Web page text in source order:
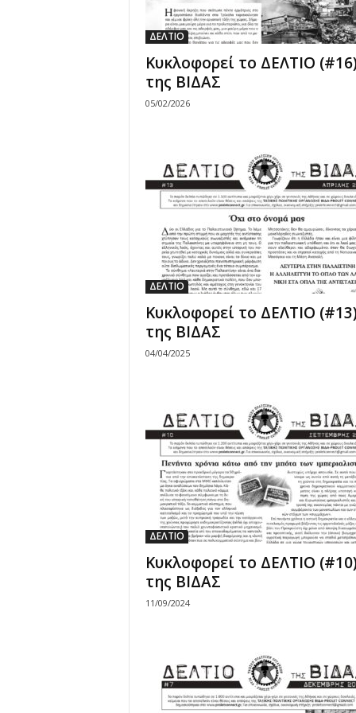
ΔΕΛΤΙΟ
Κυκλοφορεί το ΔΕΛΤΙΟ
της ΒΙΔΑΣ
05/02/2026
ΔΕΛΤΙΟ
Κυκλοφορεί το ΔΕΛΤΙΟ
της ΒΙΔΑΣ
04/04/2025
ΔΕΛΤΙΟ
Κυκλοφορεί το ΔΕΛΤΙΟ
της ΒΙΔΑΣ
11/09/2024